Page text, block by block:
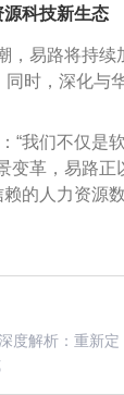
科技新生态
，易路将持
时，深化与
“我们不仅是
变革，易路正
的人力资源数
度解析：重新定